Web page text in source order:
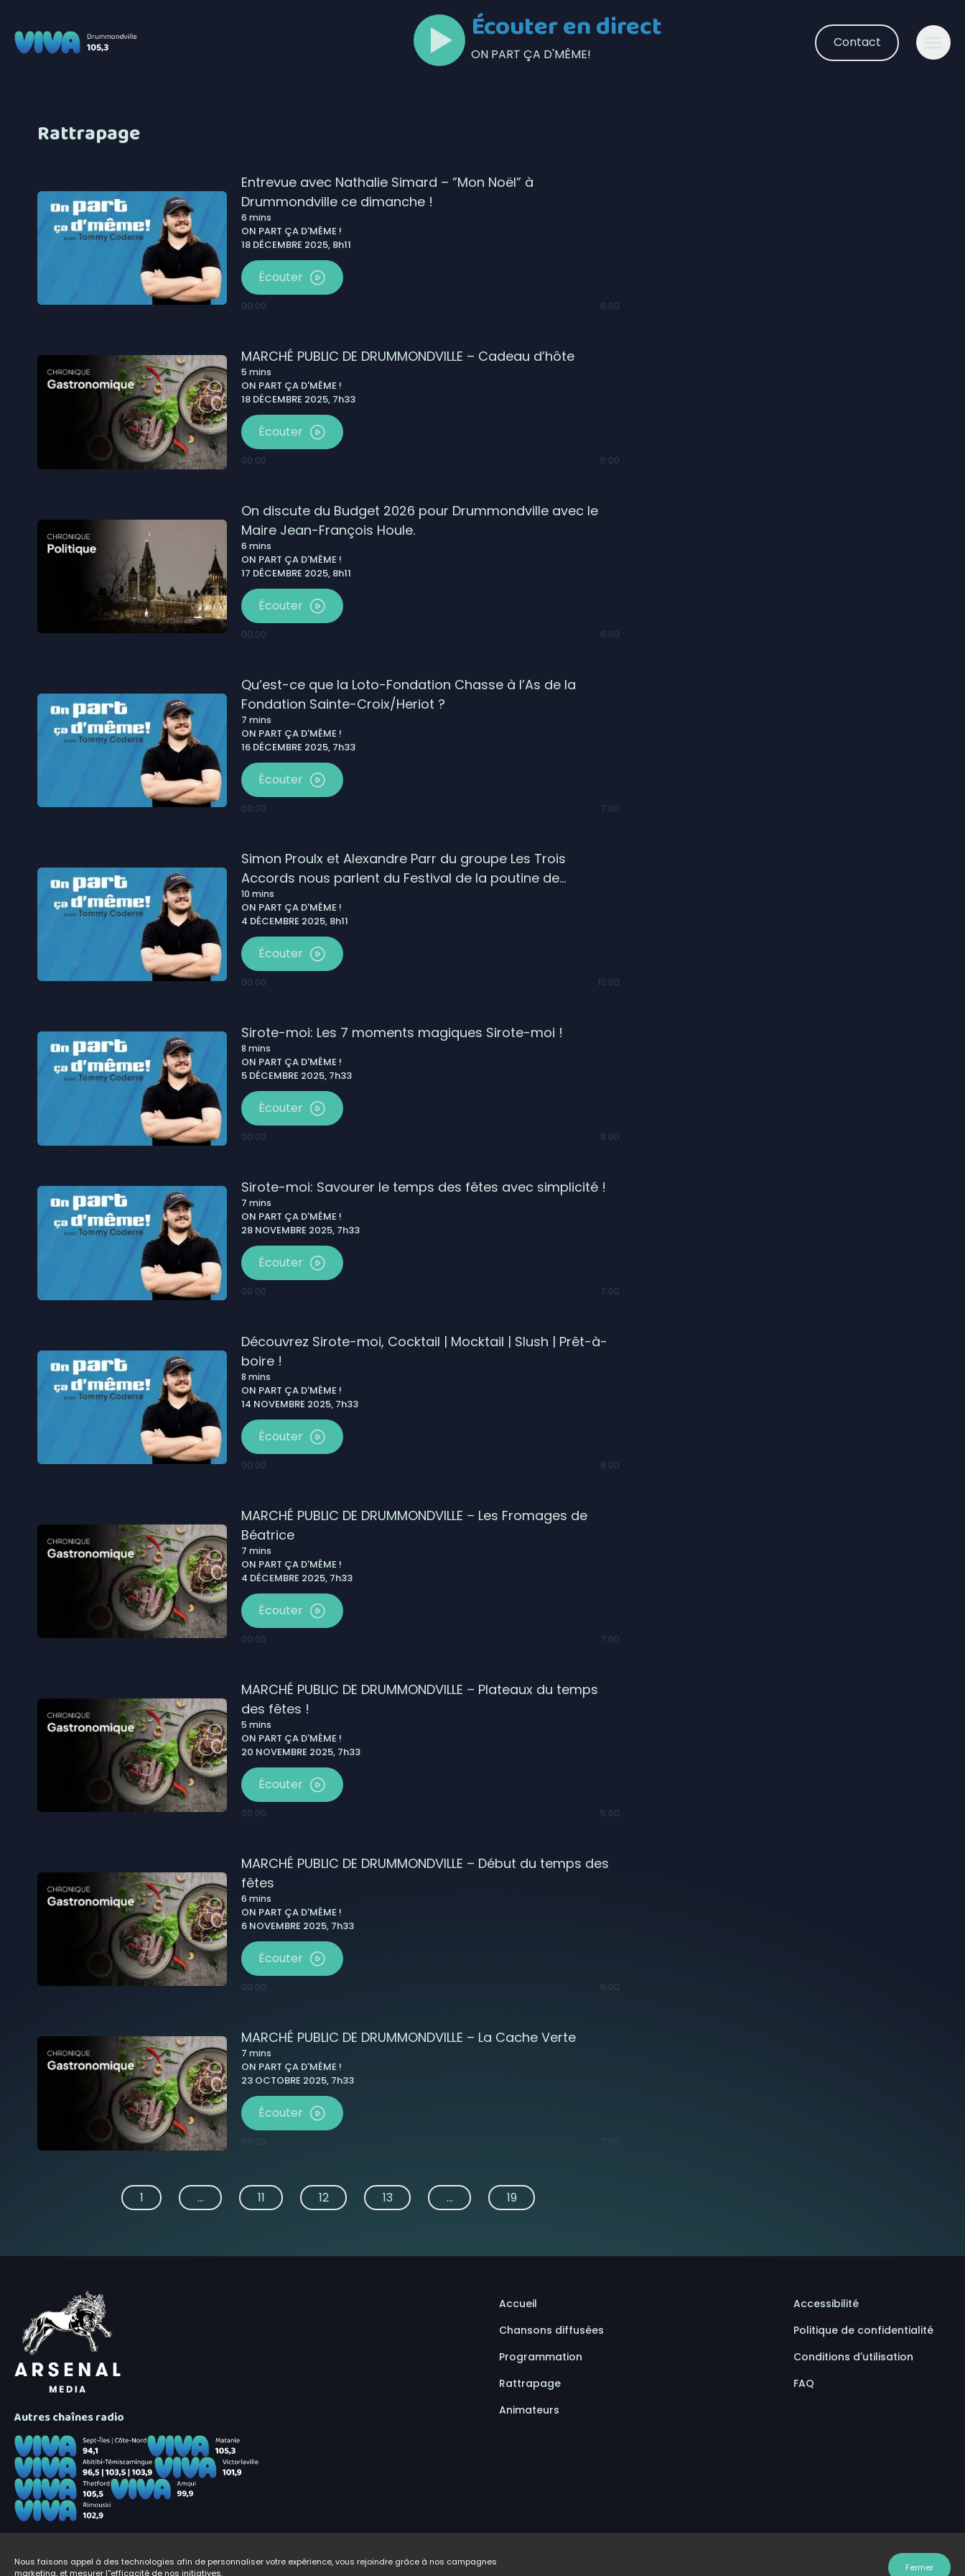
Écouter en direct
ON PART ÇA D'MÊME!
Contact
Rattrapage
Entrevue avec Nathalie Simard – ”Mon Noël” à
Drummondville ce dimanche !
6 mins
ON PART ÇA D'MÊME !
18 DÉCEMBRE 2025, 8h11
Écouter
00:00 6:00
MARCHÉ PUBLIC DE DRUMMONDVILLE – Cadeau d’hôte
5 mins
ON PART ÇA D'MÊME !
18 DÉCEMBRE 2025, 7h33
Écouter
00:00 5:00
On discute du Budget 2026 pour Drummondville avec le
Maire Jean-François Houle.
6 mins
ON PART ÇA D'MÊME !
17 DÉCEMBRE 2025, 8h11
Écouter
00:00 6:00
Qu’est-ce que la Loto-Fondation Chasse à l’As de la
Fondation Sainte-Croix/Heriot ?
7 mins
ON PART ÇA D'MÊME !
16 DÉCEMBRE 2025, 7h33
Écouter
00:00 7:00
Simon Proulx et Alexandre Parr du groupe Les Trois
Accords nous parlent du Festival de la poutine de
Drummondville !
10 mins
ON PART ÇA D'MÊME !
4 DÉCEMBRE 2025, 8h11
Écouter
00:00 10:00
Sirote-moi: Les 7 moments magiques Sirote-moi !
8 mins
ON PART ÇA D'MÊME !
5 DÉCEMBRE 2025, 7h33
Écouter
00:00 8:00
Sirote-moi: Savourer le temps des fêtes avec simplicité !
7 mins
ON PART ÇA D'MÊME !
28 NOVEMBRE 2025, 7h33
Écouter
00:00 7:00
Découvrez Sirote-moi, Cocktail | Mocktail | Slush | Prêt-à-
boire !
8 mins
ON PART ÇA D'MÊME !
14 NOVEMBRE 2025, 7h33
Écouter
00:00 8:00
MARCHÉ PUBLIC DE DRUMMONDVILLE – Les Fromages de
Béatrice
7 mins
ON PART ÇA D'MÊME !
4 DÉCEMBRE 2025, 7h33
Écouter
00:00 7:00
MARCHÉ PUBLIC DE DRUMMONDVILLE – Plateaux du temps
des fêtes !
5 mins
ON PART ÇA D'MÊME !
20 NOVEMBRE 2025, 7h33
Écouter
00:00 5:00
MARCHÉ PUBLIC DE DRUMMONDVILLE – Début du temps des
fêtes
6 mins
ON PART ÇA D'MÊME !
6 NOVEMBRE 2025, 7h33
Écouter
00:00 6:00
MARCHÉ PUBLIC DE DRUMMONDVILLE – La Cache Verte
7 mins
ON PART ÇA D'MÊME !
23 OCTOBRE 2025, 7h33
Écouter
00:00 7:00
1 ... 11 12 13 ... 19
Autres chaînes radio
Accueil
Chansons diffusées
Programmation
Rattrapage
Animateurs
Accessibilité
Politique de confidentialité
Conditions d'utilisation
FAQ
Nous faisons appel à des technologies afin de personnaliser votre expérience, vous rejoindre grâce à nos campagnes
marketing, et mesurer l''efficacité de nos initiatives.
Fermer